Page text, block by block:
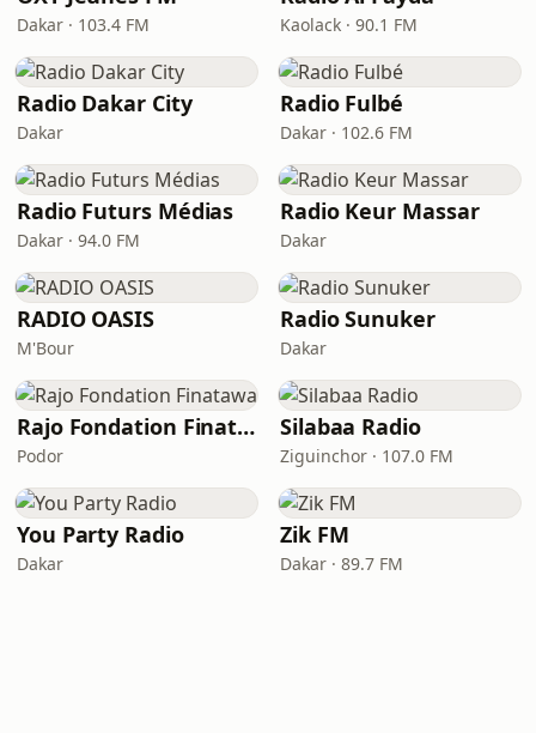
Dakar · 103.4 FM Kaolack · 90.1 FM
Radio Dakar City
Dakar
Radio Fulbé
Dakar · 102.6 FM
Radio Futurs Médias
Dakar · 94.0 FM
Radio Keur Massar
Dakar
RADIO OASIS
M'Bour
Radio Sunuker
Dakar
Rajo Fondation Finatawa
Podor
Silabaa Radio
Ziguinchor · 107.0 FM
You Party Radio
Dakar
Zik FM
Dakar · 89.7 FM